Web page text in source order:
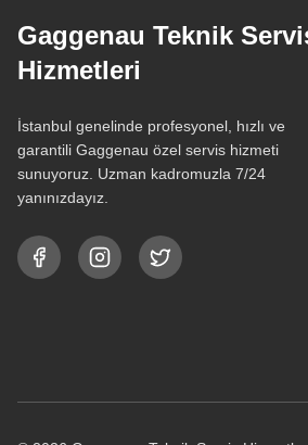
Gaggenau Teknik
Hizmetleri
İstanbul genelinde profesyonel, hızlı ve
garantili Gaggenau özel servis hizmeti
sunuyoruz. Uzman kadromuzla 7/24
yanınızdayız.